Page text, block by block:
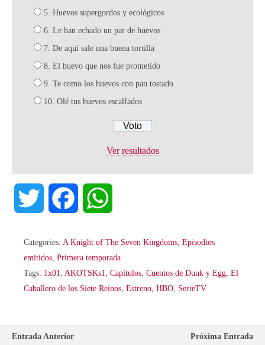
5. Huevos supergordos y ecológicos
6. Le han echado un par de huevos
7. De aquí sale una buena tortilla
8. El huevo que nos fue prometido
9. Te como los huevos con pan tostado
10. Olé tus huevos escalfados
Ver resultados
i
t
c
e
a
t
Categories: A Knight of The Seven Kingdoms Episodios
emitidos Primera temporada
Tags: 1x01 AKOTSKs1 Capítulos Cuentos de Dunk y Egg El
Caballero de los Siete Reinos Estreno HBO SerieTV
Entrada Anterior
Próxima Entrada